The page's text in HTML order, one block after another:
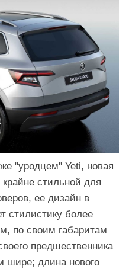
"уродцем" Yeti, новая
стильной для
ее дизайн в
стилистику более
по своим габаритам
предшественника
шире; длина нового